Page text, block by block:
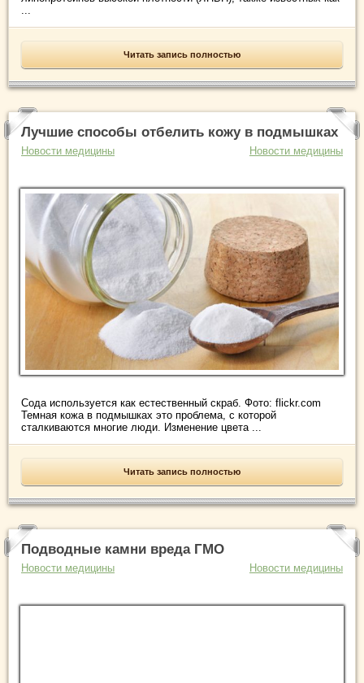
...
Читать запись полностью
Лучшие способы отбелить кожу в подмышках
Новости медицины Новости медицины
Сода используется как естественный скраб. Фото: flickr.com
Темная кожа в подмышках это проблема, с которой
сталкиваются многие люди. Изменение цвета ...
Читать запись полностью
Подводные камни вреда ГМО
Новости медицины Новости медицины